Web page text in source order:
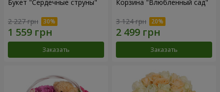
Букет "Сердечные струны"
2 227 грн
Заказать
Корзина "Влюбленный сад"
3 124 грн
Заказать